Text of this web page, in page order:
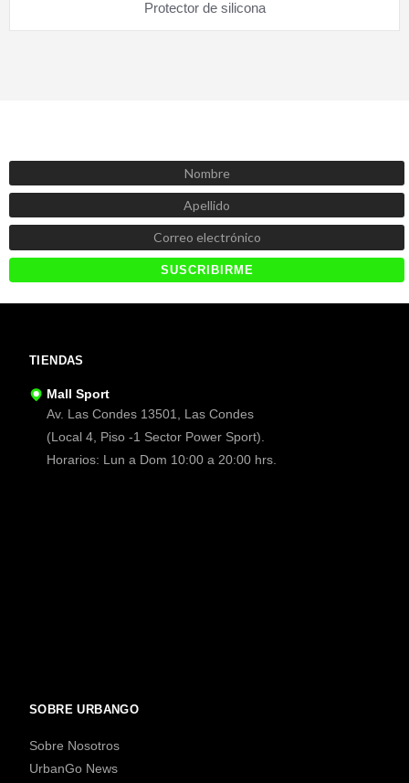
Protector de silicona
TIENDAS
Mall Sport
Av. Las Condes 13501, Las Condes
(Local 4, Piso -1 Sector Power Sport).
Horarios: Lun a Dom 10:00 a 20:00 hrs.
SOBRE URBANGO
Sobre Nosotros
UrbanGo News